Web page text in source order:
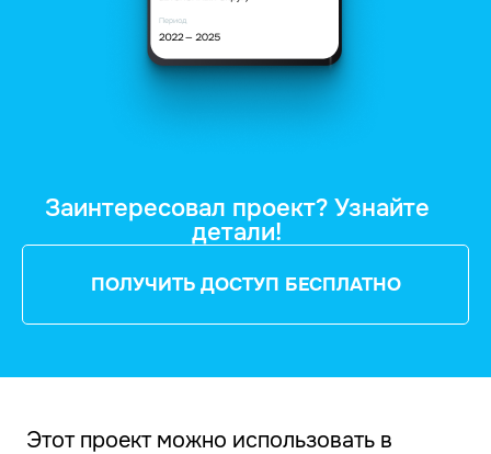
Заинтересовал проект? Узнайте
детали!
ПОЛУЧИТЬ ДОСТУП БЕСПЛАТНО
Этот проект можно использовать в